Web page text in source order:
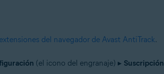
del navegador de Avast AntiTrack.
(el icono del engranaje) ▸ Suscripción